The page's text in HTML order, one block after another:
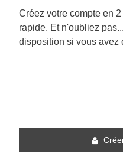
Créez votre compte en
rapide. Et n'oubliez
disposition si vous avez